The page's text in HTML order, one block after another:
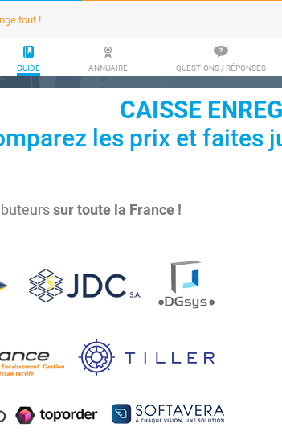
tout !
GUIDE ANNUAIRE QUESTIONS / RÉPONSES
CAISSE
les prix et faites
sur toute la France !